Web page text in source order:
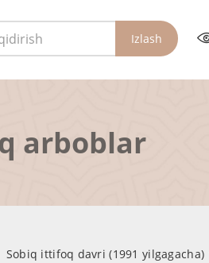
Izlash
arboblar
Sobiq ittifoq davri (1991 yilgagacha)